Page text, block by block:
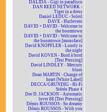
DALIDA - Gigi in paradisco
DAN REED NETWORK -
Tiger in a dress
Daniel LEDUC - Soleil
DAVE - Hurlevent
DAVID + DAVID - Welcome to
the boomtown
DAVID + DAVID - Welcome to
the boomtown [monoface]
David KNOPFLER - Lonely is
the night
David KOVEN - Bord à bord
[Test Pressing]
David LINDLEY - Mercury
blues
Dean MARTIN - Change of
heart [White Label]
DECCA/GRUNDIG - Hi-Fi
Stéréo Phase 4
Dee D. JACKSON - Automatic
lover 88 [Test Pressing]
Démis ROUSSOS - So dreamy
Démis ROUSSOS - With you